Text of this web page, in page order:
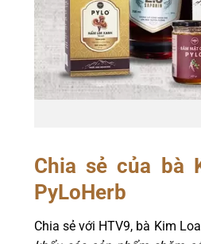
Chia sẻ của bà
PyLoHerb
Chia sẻ với HTV9, bà Kim